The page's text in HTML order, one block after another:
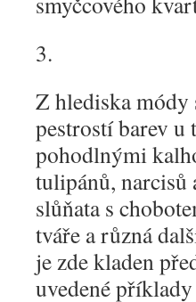
3.
Z hlediska módy
pestrostí barev
pohodlnými
tulipánů, narcisů
slůňata s
tváře a různá
je zde kladen
uvedené